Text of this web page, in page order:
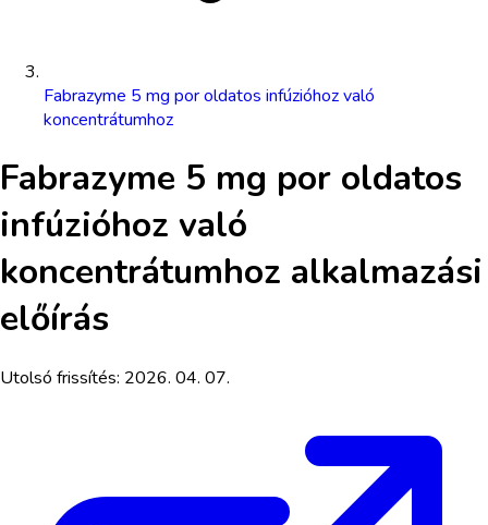
Fabrazyme 5 mg por oldatos infúzióhoz való
koncentrátumhoz
Fabrazyme 5 mg por oldatos
infúzióhoz való
koncentrátumhoz alkalmazási
előírás
Utolsó frissítés: 2026. 04. 07.